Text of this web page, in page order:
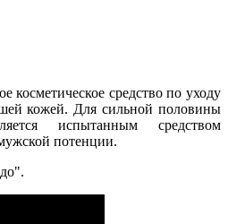
косметическое средство по уходу
кожей. Для сильной половины
испытанным средством
потенции.